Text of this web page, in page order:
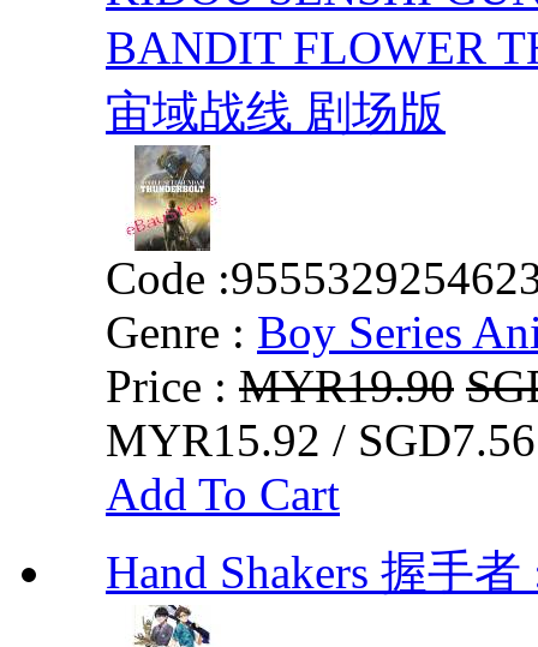
BANDIT FLOWER
宙域战线 剧场版
Code :
Genre : Boy Series
Price : MYR19.90
MYR15.92 /
Add To Cart
Hand Shakers 握手者